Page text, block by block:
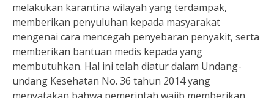
melakukan karantina wilayah yang terdampak,
memberikan penyuluhan kepada masyarakat
mengenai cara mencegah penyebaran penyakit, serta
memberikan bantuan medis kepada yang
membutuhkan. Hal ini telah diatur dalam Undang-
undang Kesehatan No. 36 tahun 2014 yang